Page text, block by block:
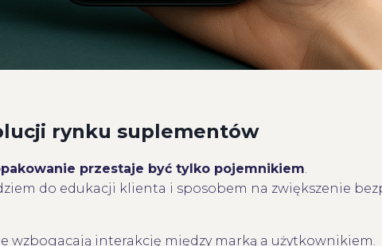
rynku suplementów
przestaje być tylko pojemnikiem.
do edukacji klienta i sposobem na zwiększenie
wzbogacają interakcję między marką a użytkownikiem.